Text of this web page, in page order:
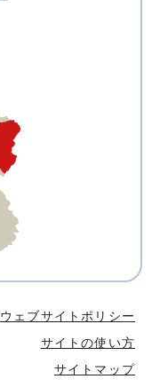
ウェブサイトポリシー
サイトの使い方
サイトマップ